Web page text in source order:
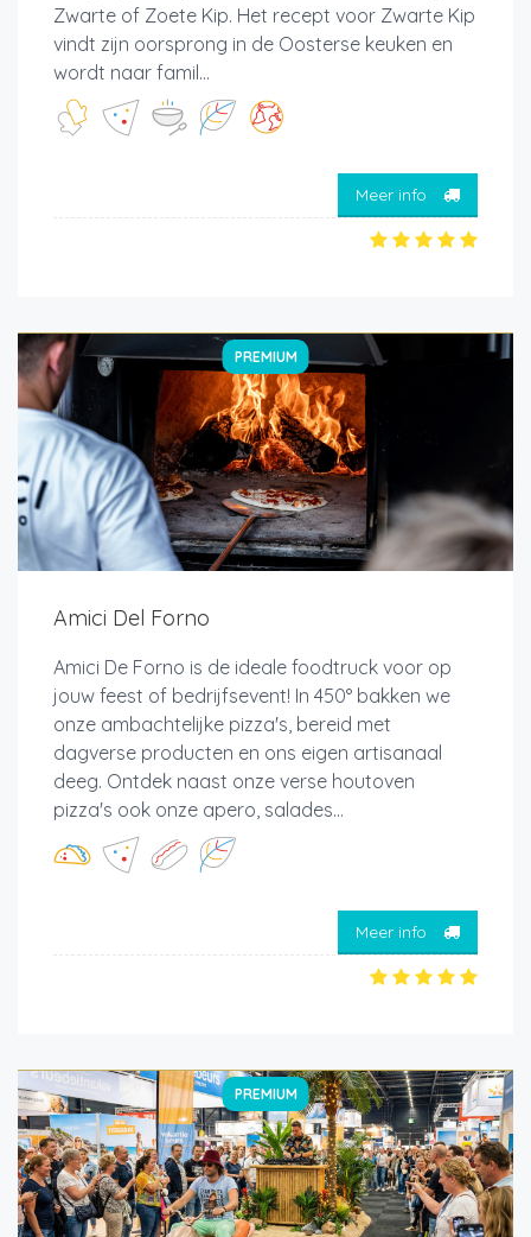
Zwarte of Zoete Kip. Het recept voor Zwarte Kip
vindt zijn oorsprong in de Oosterse keuken en
wordt naar famil...
Meer info
PREMIUM
Amici Del Forno
Amici De Forno is de ideale foodtruck voor op
jouw feest of bedrijfsevent! In 450° bakken we
onze ambachtelijke pizza's, bereid met
dagverse producten en ons eigen artisanaal
deeg. Ontdek naast onze verse houtoven
pizza's ook onze apero, salades...
Meer info
PREMIUM